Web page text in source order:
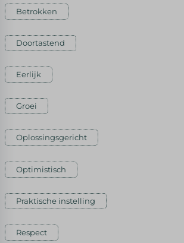
Betrokken
Doortastend
Eerlijk
Groei
Oplossingsgericht
Optimistisch
Praktische instelling
Respect